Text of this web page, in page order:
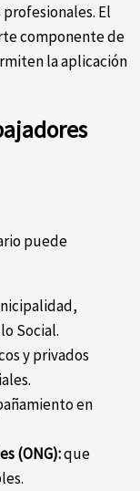
El
componente de
la aplicación
puede
Social.
y privados
en
(ONG):que